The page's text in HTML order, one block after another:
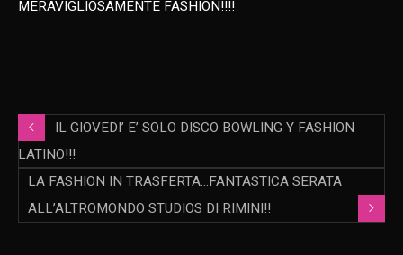
MERAVIGLIOSAMENTE FASHION!!!!
IL GIOVEDI’ E’ SOLO DISCO BOWLING Y FASHION
LATINO!!!
LA FASHION IN TRASFERTA…FANTASTICA SERATA
ALL’ALTROMONDO STUDIOS DI RIMINI!!